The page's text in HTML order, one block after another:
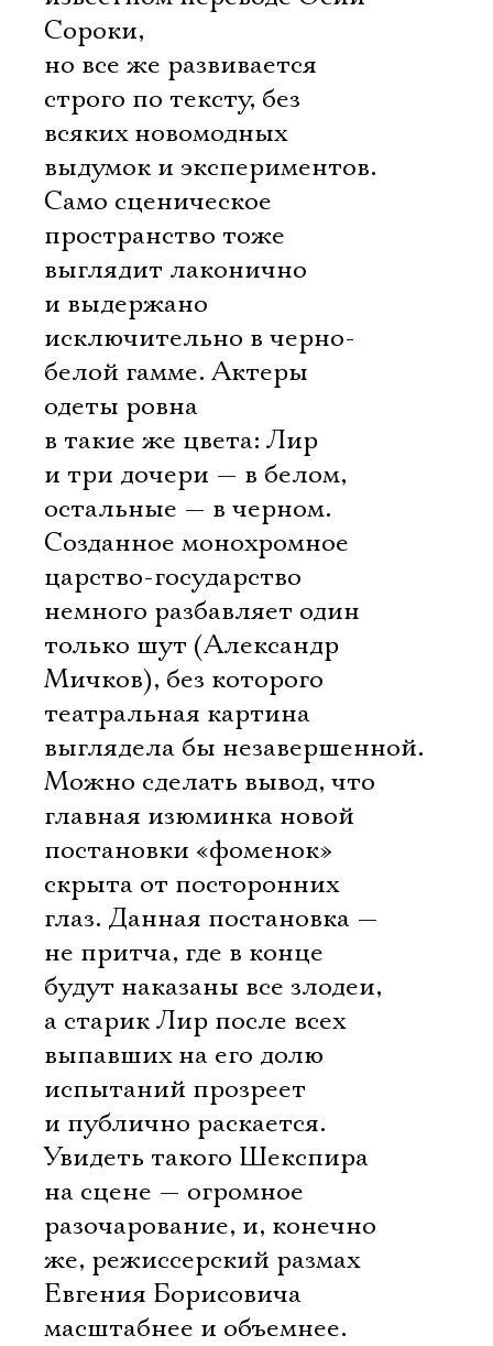
Сороки,
но все же развивается
строго по тексту, без
всяких новомодных
выдумок и экспериментов.
Само сценическое
пространство тоже
выглядит лаконично
и выдержано
исключительно в черно-
белой гамме. Актеры
одеты ровна
в такие же цвета: Лир
и три дочери — в белом,
остальные — в черном.
Созданное монохромное
царство-государство
немного разбавляет один
только шут (Александр
Мичков), без которого
театральная картина
выглядела бы незавершенной.
Можно сделать вывод, что
главная изюминка новой
постановки «фоменок»
скрыта от посторонних
глаз. Данная постановка —
не притча, где в конце
будут наказаны все злодеи,
а старик Лир после всех
выпавших на его долю
испытаний прозреет
и публично раскается.
Увидеть такого Шекспира
на сцене — огромное
разочарование, и, конечно
же, режиссерский размах
Евгения Борисовича
масштабнее и объемнее.